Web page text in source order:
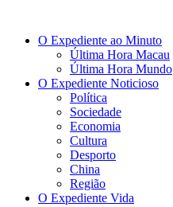
O Expediente ao Minuto
Última Hora Macau
Última Hora Mundo
O Expediente Noticioso
Política
Sociedade
Economia
Cultura
Desporto
China
Região
O Expediente Vida